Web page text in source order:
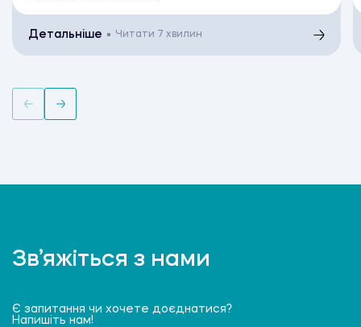
Детальніше Читати 7 хвилин
Зв’яжіться з нами
Є запитання чи хочете доєднатися?
Напишіть нам!